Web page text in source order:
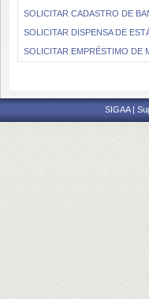
SOLICITAR CADASTRO DE
SOLICITAR DISPENSA DE
SOLICITAR EMPRÉSTIMO DE
SIGAA |